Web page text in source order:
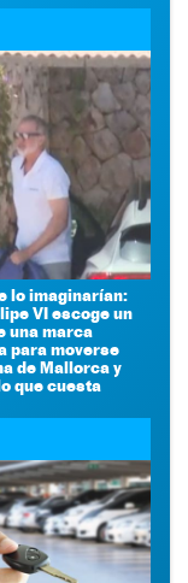
lo imaginarían:
VI escoge un
una marca
para moverse
de Mallorca y
que cuesta